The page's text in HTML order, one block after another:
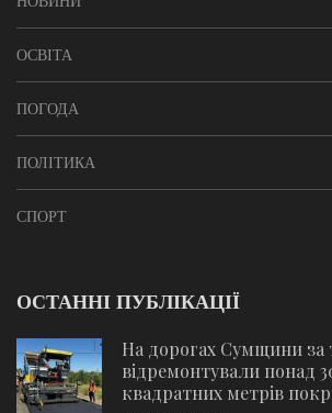
ОСВІТА
ПОГОДА
ПОЛІТИКА
СПОРТ
ОСТАННІ ПУБЛІКАЦІЇ
На дорогах Сумщини
відремонтували понад
квадратних метрів